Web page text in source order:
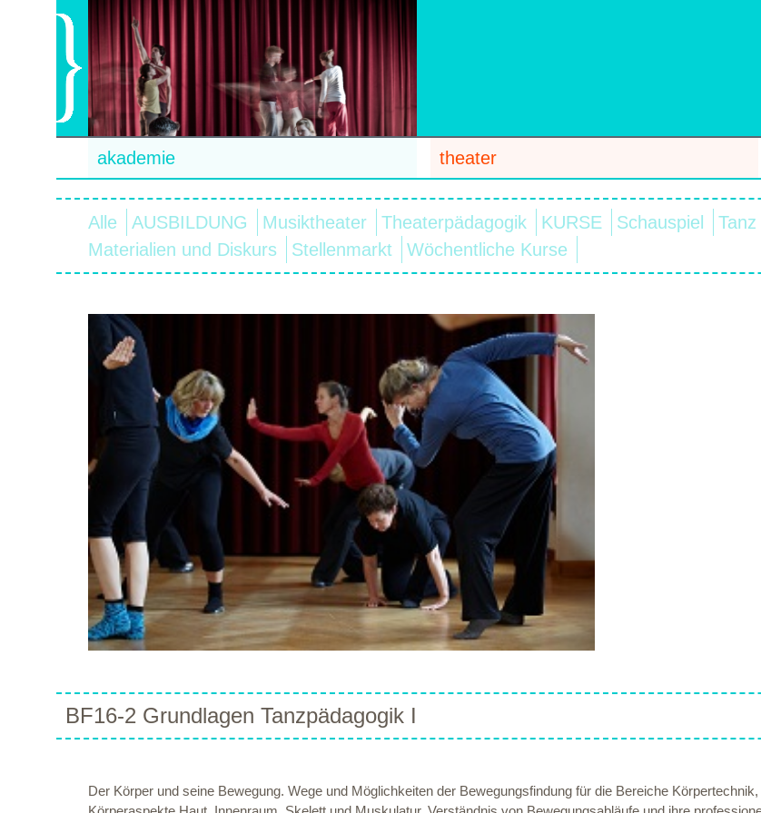
akademie theater
Alle AUSBILDUNG Musiktheater Theaterpädagogik KURSE Schauspiel
Materialien und Diskurs
Stellenmarkt Wöchentliche Kurse
BF16-2 Grundlagen Tanzpädagogik I
Der Körper und seine Bewegung. Wege und Möglichkeiten der Bewegungsfindung für die Bereiche